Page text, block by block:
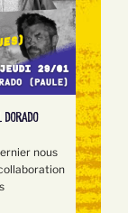
DORADO
nous